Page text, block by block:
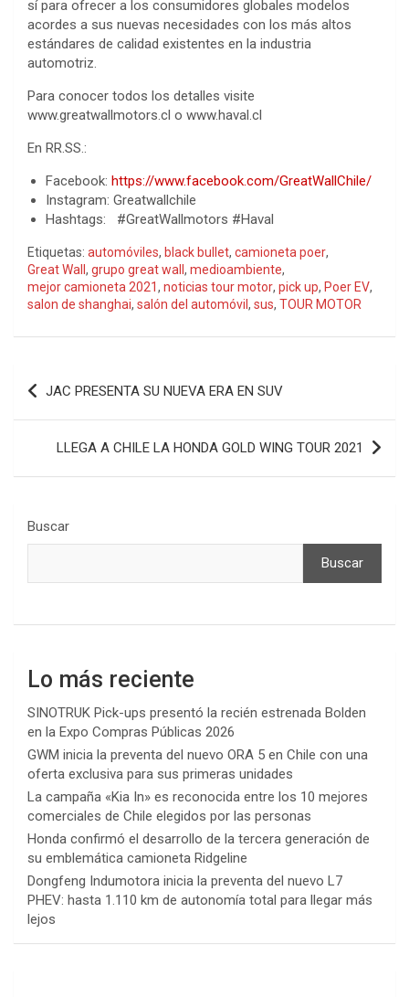
sí para ofrecer a los consumidores globales modelos
acordes a sus nuevas necesidades con los más altos
estándares de calidad existentes en la industria
automotriz.
Para conocer todos los detalles visite
www.greatwallmotors.cl o www.haval.cl
En RR.SS.:
Facebook: https://www.facebook.com/GreatWallChile/
Instagram: Greatwallchile
Hashtags: #GreatWallmotors #Haval
Etiquetas: automóviles, black bullet, camioneta poer,
Great Wall , grupo great wall , medioambiente,
mejor camioneta 2021, noticias tour motor, pick up, Poer EV,
salon de shanghai, salón del automóvil , sus, TOUR MOTOR
Navegación
de
entradas
JAC PRESENTA SU NUEVA ERA EN SUV
LLEGA A CHILE LA HONDA GOLD WING TOUR 2021
Buscar
Buscar
Lo más reciente
SINOTRUK Pick-ups presentó la recién estrenada Bolden
en la Expo Compras Públicas 2026
GWM inicia la preventa del nuevo ORA 5 en Chile con una
oferta exclusiva para sus primeras unidades
La campaña «Kia In» es reconocida entre los 10 mejores
comerciales de Chile elegidos por las personas
Honda confirmó el desarrollo de la tercera generación de
su emblemática camioneta Ridgeline
Dongfeng Indumotora inicia la preventa del nuevo L7
PHEV: hasta 1.110 km de autonomía total para llegar más
lejos